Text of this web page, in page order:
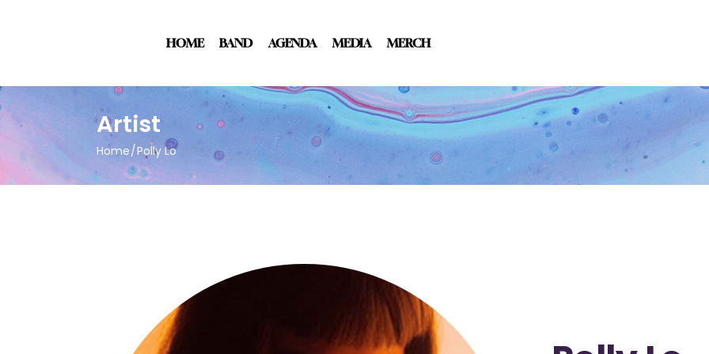
HOME BAND AGENDA MEDIA MERCH
Artist
Home Polly Lo